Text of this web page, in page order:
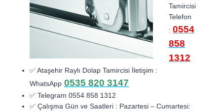
Tamircisi
Telefon
: 0554
858
1312
✅ Ataşehir Raylı Dolap Tamircisi İletişim :
WhatsApp 0535 820 3147
✅ Telegram 0554 858 1312
✅ Çalışma Gün ve Saatleri : Pazartesi – Cumartesi: